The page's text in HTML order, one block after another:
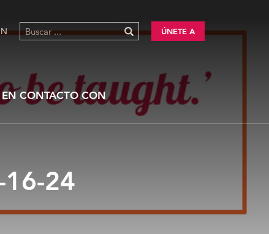
ÚNETE A
CONTACTO CON
16-24